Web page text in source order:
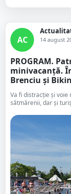
AC 14 august
PROGRAM.
minivacanță.
Brenciu și
Va fi distracție și voie
sătmărenii, dar și